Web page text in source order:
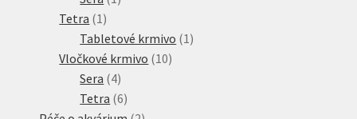
Tetra 1 1
produkt
Tabletové krmivo 1 1
Vločkové krmivo 1010
Sera 44
produkty
Tetra 66